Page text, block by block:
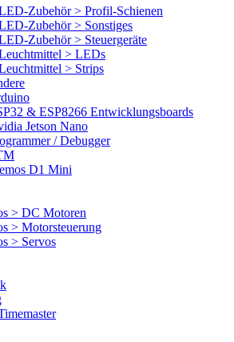
Zubehör > Profil-Schienen
Zubehör > Sonstiges
Zubehör > Steuergeräte
> LEDs
> Strips
& ESP8266 Entwicklungsboards
Jetson Nano
/ Debugger
D1 Mini
> DC Motoren
> Motorsteuerung
> Servos